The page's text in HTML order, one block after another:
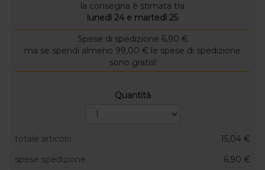
la consegna è stimata tra
lunedì 24 e martedì 25
Spese di spedizione 6,90 €
ma se spendi almeno 99,00 € le spese di spedizione
sono gratis!
Quantità
totale articolo
15,04 €
spese spedizione
6,90 €